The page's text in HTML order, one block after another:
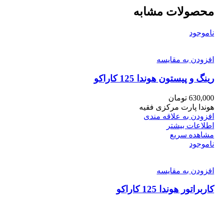
محصولات مشابه
ناموجود
افزودن به مقایسه
رینگ و پیستون هوندا 125 کاراکو
630,000 تومان
هوندا پارت مرکزی فقیه
افزودن به علاقه مندی
اطلاعات بیشتر
مشاهده سریع
ناموجود
افزودن به مقایسه
کاربراتور هوندا 125 کاراکو